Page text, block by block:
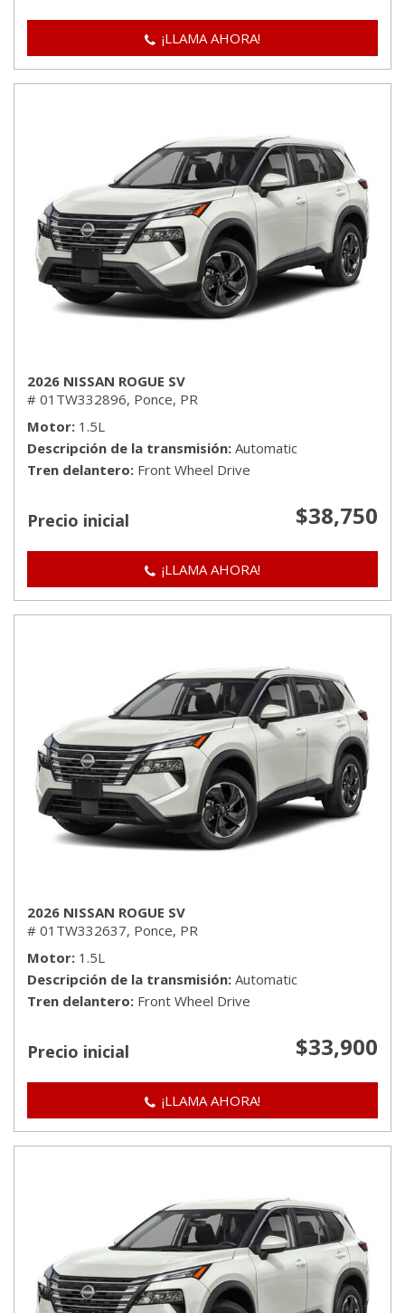
¡LLAMA AHORA!
2026 NISSAN ROGUE SV
# 01TW332896, Ponce, PR
Motor 1.5L
Descripción de la transmisión Automatic
Tren delantero Front Wheel Drive
Precio inicial $38,750
¡LLAMA AHORA!
2026 NISSAN ROGUE SV
# 01TW332637, Ponce, PR
Motor 1.5L
Descripción de la transmisión Automatic
Tren delantero Front Wheel Drive
Precio inicial $33,900
¡LLAMA AHORA!